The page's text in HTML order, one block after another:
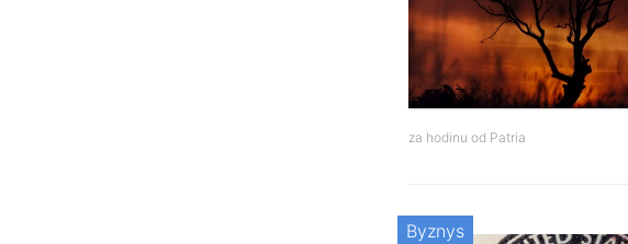
za hodinu od Patria
Byznys